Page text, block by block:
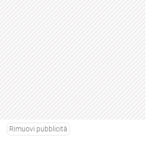
Rimuovi pubblicità